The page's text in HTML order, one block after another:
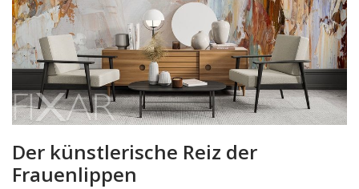
Der künstlerische Reiz der
Frauenlippen